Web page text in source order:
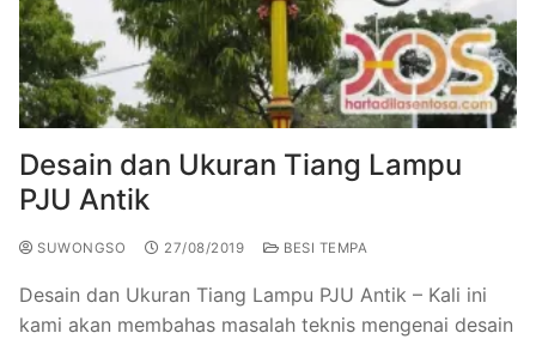
Railing Tangga Besi Tempa
Railing Balkon Besi Tempa Klasik
Kursi Taman Besi Tempa
Ornamen Besi Tempa Murah Jakarta
Ranjang Besi Tempa Klasik
Tiang Lampu PJU Antik
Gallery Gambar Pagar Besi Tempa Mewah
Gallery Kursi Taman & Kursi Teras Besi Tempa
Gallery Railing Tangga Besi Tempa Klasik Mewah
Gallery Ranjang Besi Tempa Antik Mewah
Articles
Projects
Contact Us
Desain dan Ukuran Tiang Lampu
PJU Antik
SUWONGSO 27/08/2019 BESI TEMPA
Desain dan Ukuran Tiang Lampu PJU Antik – Kali ini
kami akan membahas masalah teknis mengenai desain